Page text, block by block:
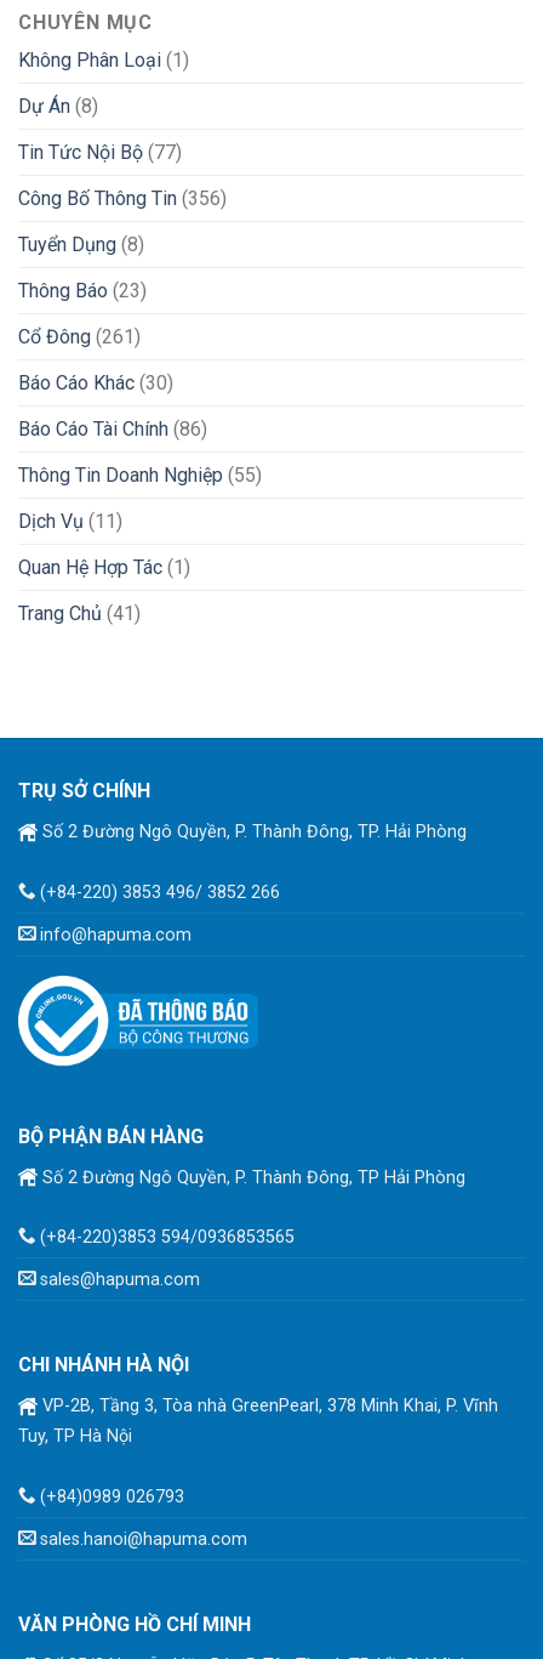
CHUYÊN MỤC
Không Phân Loại (1)
Dự Án (8)
Tin Tức Nội Bộ (77)
Công Bố Thông Tin (356)
Tuyển Dụng (8)
Thông Báo (23)
Cổ Đông (261)
Báo Cáo Khác (30)
Báo Cáo Tài Chính (86)
Thông Tin Doanh Nghiệp (55)
Dịch Vụ (11)
Quan Hệ Hợp Tác (1)
Trang Chủ (41)
TRỤ SỞ CHÍNH
Số 2 Đường Ngô Quyền, P. Thành Đông, TP. Hải Phòng
(+84-220) 3853 496/ 3852 266
info@hapuma.com
BỘ PHẬN BÁN HÀNG
Số 2 Đường Ngô Quyền, P. Thành Đông, TP Hải Phòng
(+84-220)3853 594/0936853565
sales@hapuma.com
CHI NHÁNH HÀ NỘI
VP-2B, Tầng 3, Tòa nhà GreenPearl, 378 Minh Khai, P. Vĩnh
Tuy, TP Hà Nội
(+84)0989 026793
sales.hanoi@hapuma.com
VĂN PHÒNG HỒ CHÍ MINH